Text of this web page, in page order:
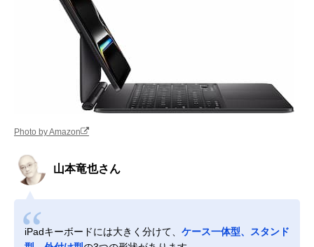
Photo by Amazon
山本竜也さん
iPadキーボードには大きく分けて、 ケース一体型、スタンド